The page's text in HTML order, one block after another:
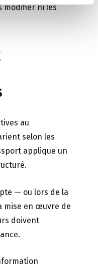
modifier ni les
au
selon les
applique un
— ou lors de la
mise en œuvre de
doivent